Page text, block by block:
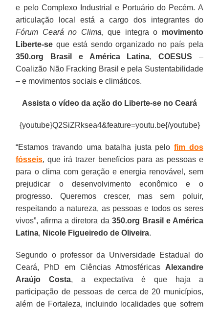
e pelo Complexo Industrial e Portuário do Pecém. A
articulação local está a cargo dos integrantes do
Fórum Ceará no Clima, que integra o movimento
Liberte-se que está sendo organizado no país pela
350.org Brasil e América Latina, COESUS –
Coalizão Não Fracking Brasil e pela Sustentabilidade
– e movimentos sociais e climáticos.
Assista o vídeo da ação do Liberte-se no Ceará
{youtube}Q2SiZRksea4&feature=youtu.be{/youtube}
“Estamos travando uma batalha justa pelo fim dos
fósseis, que irá trazer benefícios para as pessoas e
para o clima com geração e energia renovável, sem
prejudicar o desenvolvimento econômico e o
progresso. Queremos crescer, mas sem poluir,
respeitando a natureza, as pessoas e todos os seres
vivos”, afirma a diretora da 350.org Brasil e América
Latina, Nicole Figueiredo de Oliveira.
Segundo o professor da Universidade Estadual do
Ceará, PhD em Ciências Atmosféricas Alexandre
Araújo Costa, a expectativa é que haja a
participação de pessoas de cerca de 20 municípios,
além de Fortaleza, incluindo localidades que sofrem